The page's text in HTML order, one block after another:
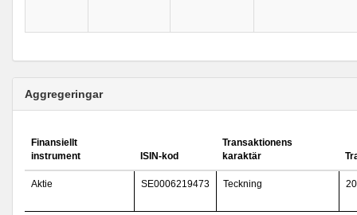
Aggregeringar
Finansiellt
instrument
ISIN-kod
Transaktionens
karaktär
Aktie SE0006219473 Teckning